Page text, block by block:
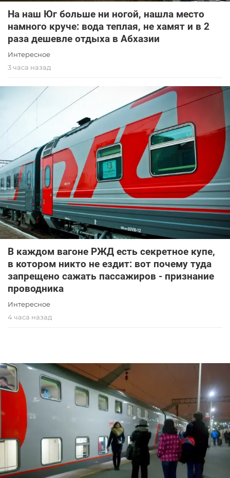
На наш Юг больше ни ногой, нашла место
намного круче: вода теплая, не хамят и в 2
раза дешевле отдыха в Абхазии
Интересное
3 часа назад
В каждом вагоне РЖД есть секретное купе,
в котором никто не ездит: вот почему туда
запрещено сажать пассажиров - признание
проводника
Интересное
4 часа назад